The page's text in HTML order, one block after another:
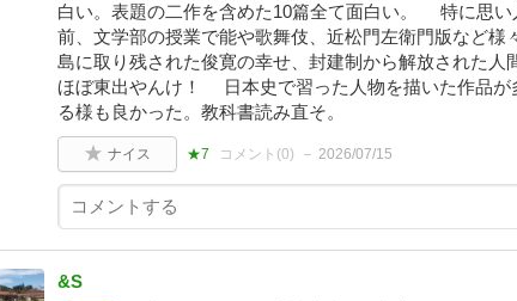
白い。表題の二作を含めた10篇全て面白い。 特に思い
前、文学部の授業で能や歌舞伎、近松門左衛門版など様
島に取り残された俊寛の幸せ、封建制から解放された人
ほぼ東出やんけ！ 日本史で習った人物を描いた作品が
る様も良かった。教科書読み直そ。
ナイス ★7 コメント(0) 2026/07/15
&S